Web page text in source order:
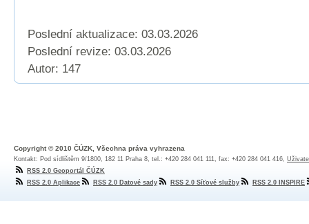
Poslední aktualizace: 03.03.2026
Poslední revize: 03.03.2026
Autor: 147
Copyright © 2010 ČÚZK, Všechna práva vyhrazena
Kontakt: Pod sídlištěm 9/1800, 182 11 Praha 8, tel.: +420 284 041 111, fax: +420 284 041 416,
RSS 2.0 Geoportál ČÚZK
RSS 2.0 Aplikace
RSS 2.0 Datové sady RSS 2.0 Síťové služby RSS 2.0 INSPIRE